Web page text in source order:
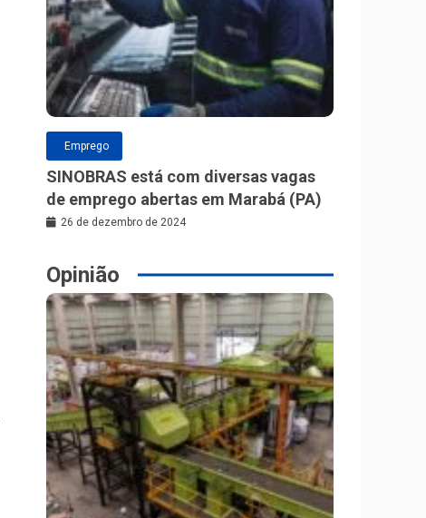
Emprego
SINOBRAS está com diversas vagas
de emprego abertas em Marabá (PA)
26 de dezembro de 2024
Opinião